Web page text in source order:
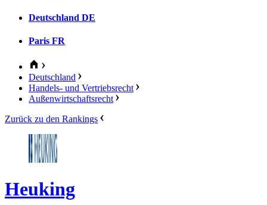
Deutschland DE
Paris FR
Deutschland
Handels- und Vertriebsrecht
Außenwirtschaftsrecht
Zurück zu den Rankings
Heuking